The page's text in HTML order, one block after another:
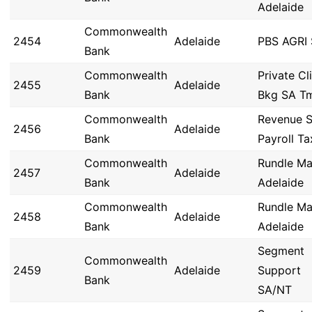
Adelaide
2454
Commonwealth
Bank
Adelaide PBS AGRI
2455
Commonwealth
Bank
Adelaide
Private
Bkg SA
2456
Commonwealth
Bank
Adelaide
Revenue
Payroll
2457
Commonwealth
Bank
Adelaide
Rundle
Adelaide
2458
Commonwealth
Bank
Adelaide
Rundle
Adelaide
2459
Commonwealth
Bank
Adelaide
Segment
Support
SA/NT